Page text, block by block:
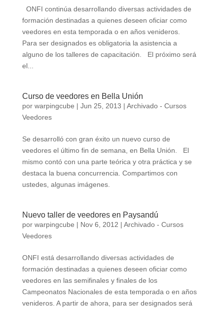
ONFI continúa desarrollando diversas actividades de
formación destinadas a quienes deseen oficiar como
veedores en esta temporada o en años venideros.
Para ser designados es obligatoria la asistencia a
alguno de los talleres de capacitación. El próximo será
el...
Curso de veedores en Bella Unión
por warpingcube | Jun 25, 2013 | Archivado - Cursos
Veedores
Se desarrolló con gran éxito un nuevo curso de
veedores el último fin de semana, en Bella Unión. El
mismo contó con una parte teórica y otra práctica y se
destaca la buena concurrencia. Compartimos con
ustedes, algunas imágenes.
Nuevo taller de veedores en Paysandú
por warpingcube | Nov 6, 2012 | Archivado - Cursos
Veedores
ONFI está desarrollando diversas actividades de
formación destinadas a quienes deseen oficiar como
veedores en las semifinales y finales de los
Campeonatos Nacionales de esta temporada o en años
venideros. A partir de ahora, para ser designados será